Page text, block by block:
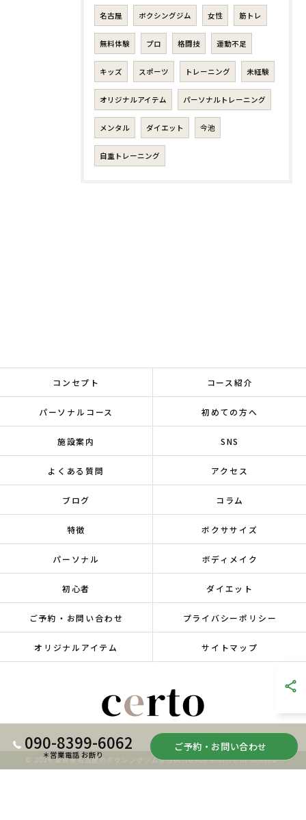
名古屋 ボクシングジム 女性 筋トレ
無料体験 プロ 格闘技 運動不足
キッズ スポーツ トレーニング 未経験
オリジナルアイテム パーソナルトレーニング
メンタル ダイエット 今池
自重トレーニング
090-8399-6062
＊営業電話 お断り
ご予約・お問い合わせ
コンセプト コース紹介
パーソナルコース 初めての方へ
施設案内 SNS
よくある質問 アクセス
ブログ コラム
特徴 ボクササイズ
パーソナル ボディメイク
初心者 ダイエット
ご予約・お問い合わせ プライバシーポリシー
オリジナルアイテム サイトマップ
© 2026 愛知県名古屋のボクシングジムならcerto ALL RIGHTS RESERVED.